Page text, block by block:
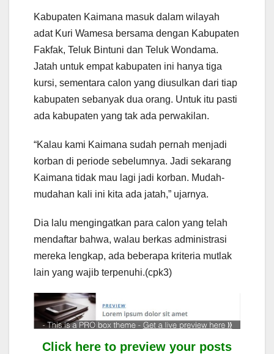
Kabupaten Kaimana masuk dalam wilayah
adat Kuri Wamesa bersama dengan Kabupaten
Fakfak, Teluk Bintuni dan Teluk Wondama.
Jatah untuk empat kabupaten ini hanya tiga
kursi, sementara calon yang diusulkan dari tiap
kabupaten sebanyak dua orang. Untuk itu pasti
ada kabupaten yang tak ada perwakilan.
“Kalau kami Kaimana sudah pernah menjadi
korban di periode sebelumnya. Jadi sekarang
Kaimana tidak mau lagi jadi korban. Mudah-
mudahan kali ini kita ada jatah,” ujarnya.
Dia lalu mengingatkan para calon yang telah
mendaftar bahwa, walau berkas administrasi
mereka lengkap, ada beberapa kriteria mutlak
lain yang wajib terpenuhi.(cpk3)
Click here to preview your posts